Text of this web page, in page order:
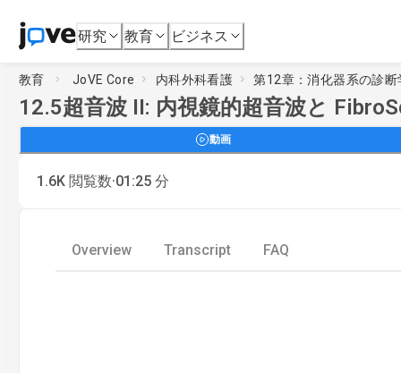
研究 教育 ビジネス
教育 JoVE Core 内科外科看護 第12章：消化器系の診
12.5超音波 II: 内視鏡的超音波と
動画
1.6K 閲覧数·01:25 分
Overview Transcript FAQ